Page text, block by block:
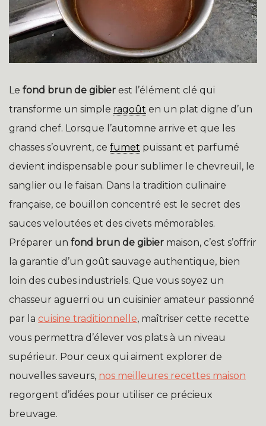
Le fond brun de gibier est l’élément clé qui
transforme un simple ragoût en un plat digne d’un
grand chef. Lorsque l’automne arrive et que les
chasses s’ouvrent, ce fumet puissant et parfumé
devient indispensable pour sublimer le chevreuil, le
sanglier ou le faisan. Dans la tradition culinaire
française, ce bouillon concentré est le secret des
sauces veloutées et des civets mémorables.
Préparer un fond brun de gibier maison, c’est s’offrir
la garantie d’un goût sauvage authentique, bien
loin des cubes industriels. Que vous soyez un
chasseur aguerri ou un cuisinier amateur passionné
par la cuisine traditionnelle, maîtriser cette recette
vous permettra d’élever vos plats à un niveau
supérieur. Pour ceux qui aiment explorer de
nouvelles saveurs, nos meilleures recettes maison
regorgent d’idées pour utiliser ce précieux
breuvage.